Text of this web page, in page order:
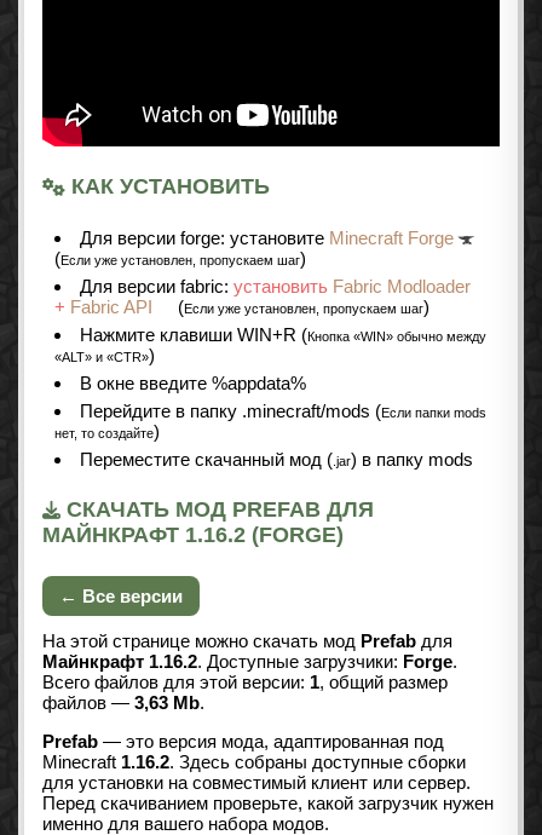
КАК УСТАНОВИТЬ
Для версии forge: установите Minecraft Forge
(Если уже установлен, пропускаем шаг)
Для версии fabric: установить Fabric Modloader
+ Fabric API (Если уже установлен, пропускаем шаг)
Нажмите клавиши WIN+R (Кнопка «WIN» обычно между
«ALT» и «CTR»)
В окне введите %appdata%
Перейдите в папку .minecraft/mods (Если папки mods
нет, то создайте)
Переместите скачанный мод ( .jar) в папку mods
СКАЧАТЬ МОД PREFAB ДЛЯ
МАЙНКРАФТ 1.16.2 (FORGE)
← Все версии
На этой странице можно скачать мод Prefab для
Майнкрафт 1.16.2. Доступные загрузчики: Forge.
Всего файлов для этой версии: 1, общий размер
файлов — 3,63 Mb.
Prefab — это версия мода, адаптированная под
Minecraft 1.16.2. Здесь собраны доступные сборки
для установки на совместимый клиент или сервер.
Перед скачиванием проверьте, какой загрузчик нужен
именно для вашего набора модов.